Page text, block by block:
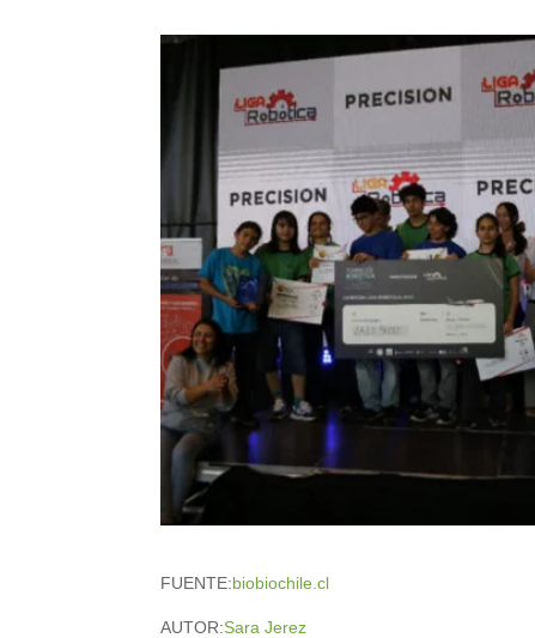
FUENTE:biobiochile.cl
AUTOR:Sara Jerez